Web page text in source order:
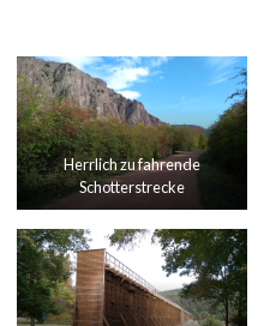
Herrlich zu fahrende
Schotterstrecke